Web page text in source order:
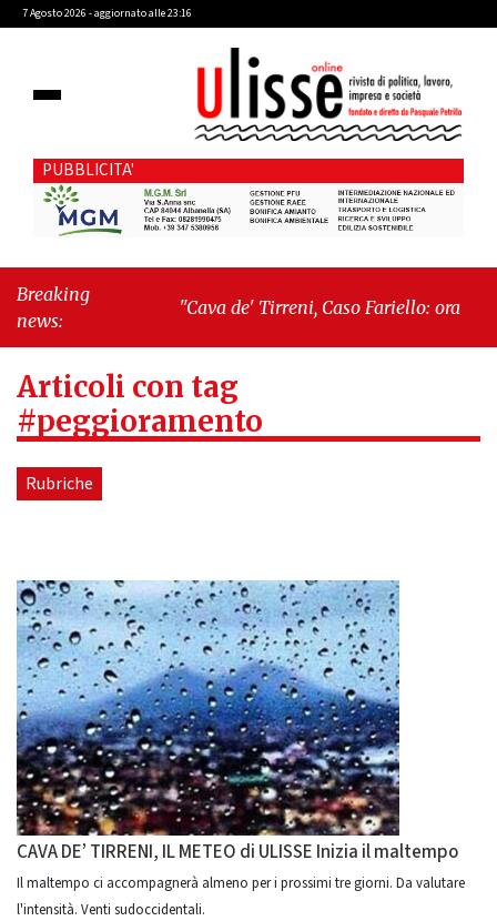
7 Agosto 2026 - aggiornato alle 23:16
PUBBLICITA'
Breaking
news:
"Cava de' Tirreni, Caso Fariello: ora torniamo ai
Articoli con tag
#peggioramento
Rubriche
CAVA DE’ TIRRENI, IL METEO di ULISSE Inizia il maltempo
Il maltempo ci accompagnerà almeno per i prossimi tre giorni. Da valutare
l'intensità. Venti sudoccidentali.